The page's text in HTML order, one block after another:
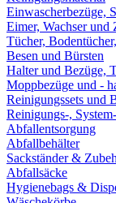
Einwascherbezüge,
Eimer, Wachser und
Tücher,
Besen und Bürsten
Halter und Bezüge,
Moppbezüge und -
Reinigungssets und
Reinigungs-,
Abfallentsorgung
Abfallbehälter
Sackständer &
Abfallsäcke
Hygienebags &